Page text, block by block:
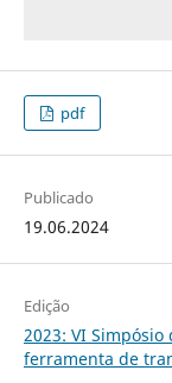
pdf
Publicado
19.06.2024
Edição
2023: VI
ferramenta de